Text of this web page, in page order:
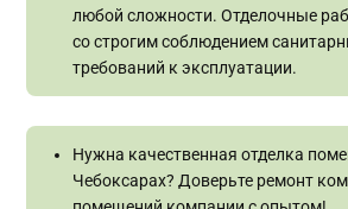
любой сложности. Отделочные
со строгим соблюдением
требований к эксплуатации.
Нужна качественная отделка
Чебоксарах? Доверьте ремонт